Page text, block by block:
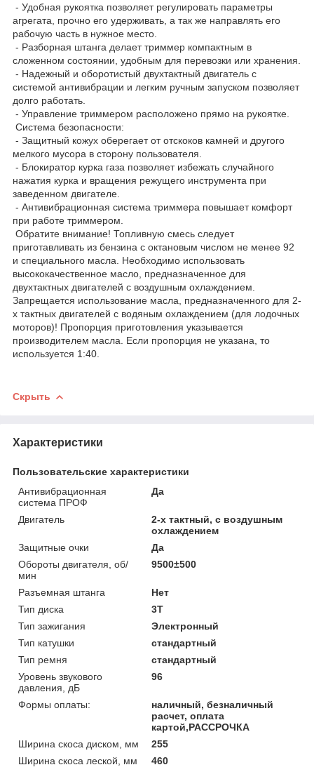
- Удобная рукоятка позволяет регулировать параметры
агрегата, прочно его удерживать, а так же направлять его
рабочую часть в нужное место.
- Разборная штанга делает триммер компактным в
сложенном состоянии, удобным для перевозки или хранения.
- Надежный и оборотистый двухтактный двигатель с
системой антивибрации и легким ручным запуском позволяет
долго работать.
- Управление триммером расположено прямо на рукоятке.
Система безопасности:
- Защитный кожух оберегает от отскоков камней и другого
мелкого мусора в сторону пользователя.
- Блокиратор курка газа позволяет избежать случайного
нажатия курка и вращения режущего инструмента при
заведенном двигателе.
- Антивибрационная система триммера повышает комфорт
при работе триммером.
Обратите внимание! Топливную смесь следует
приготавливать из бензина с октановым числом не менее 92
и специального масла. Необходимо использовать
высококачественное масло, предназначенное для
двухтактных двигателей с воздушным охлаждением.
Запрещается использование масла, предназначенного для 2-
х тактных двигателей с водяным охлаждением (для лодочных
моторов)! Пропорция приготовления указывается
производителем масла. Если пропорция не указана, то
используется 1:40.
Скрыть
Характеристики
Пользовательские характеристики
Антивибрационная
система ПРОФ
Да
Двигатель
2-х тактный, с воздушным
охлаждением
Защитные очки
Да
Обороты двигателя, об/
мин
9500±500
Разъемная штанга
Нет
Тип диска
3Т
Тип зажигания
Электронный
Тип катушки
стандартный
Тип ремня
стандартный
Уровень звукового
давления, дБ
96
Формы оплаты:
наличный, безналичный
расчет, оплата
картой,РАССРОЧКА
Ширина скоса диском, мм
255
Ширина скоса леской, мм
460